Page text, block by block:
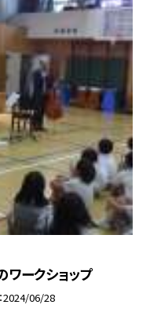
ークショップ
2024/06/28